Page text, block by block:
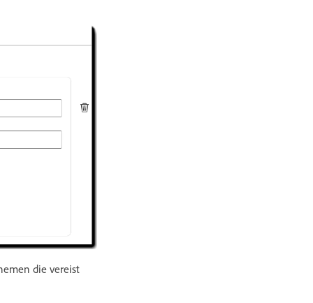
die vereist